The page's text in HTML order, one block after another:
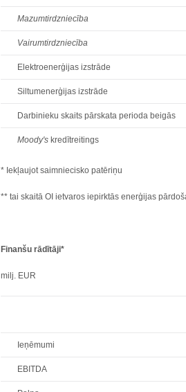
Mazumtirdzniecība
Vairumtirdzniecība
Elektroenerģijas izstrāde
Siltumenerģijas izstrāde
Darbinieku skaits pārskata perioda beigās
Moody's kredītreitings
* Iekļaujot saimniecisko patēriņu
** tai skaitā OI ietvaros iepirktās enerģijas
Finanšu rādītāji*
milj. EUR
Ieņēmumi
EBITDA